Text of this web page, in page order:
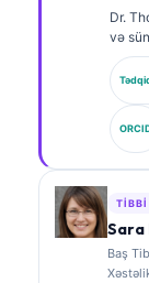
Dr.
və
kimi
dair
TIBBI
Sara
Baş